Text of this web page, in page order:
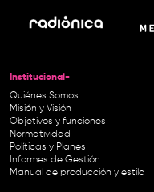
Institucional-
Quiénes Somos
Misión y Visión
Objetivos y funciones
Normatividad
Políticas y Planes
Informes de Gestión
Manual de producción y estilo